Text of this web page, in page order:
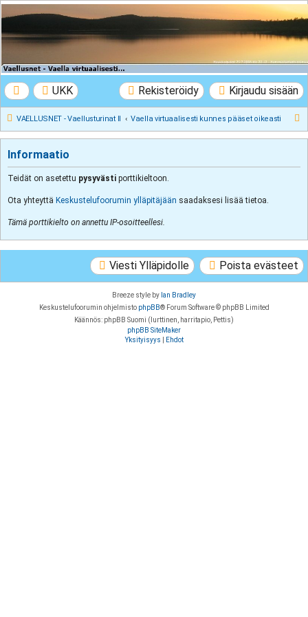
VAELLUSNET -
Vaellusturinat II
UKK Kirjaudu sisään
Rekisteröidy
VAELLUSNET - Vaellusturinat II Vaella virtuaalisesti kunnes pääset oikeasti
Informaatio
Teidät on asetettu pysyvästi porttikieltoon.
Ota yhteyttä Keskustelufoorumin ylläpitäjään saadaksesi lisää tietoa.
Tämä porttikielto on annettu IP-osoitteellesi.
Poista evästeet
Viesti Ylläpidolle
Breeze style by Ian Bradley
Keskustelufoorumin ohjelmisto phpBB® Forum Software © phpBB Limited
Käännös: phpBB Suomi (lurttinen, harritapio, Pettis)
phpBB SiteMaker
Yksityisyys
Ehdot